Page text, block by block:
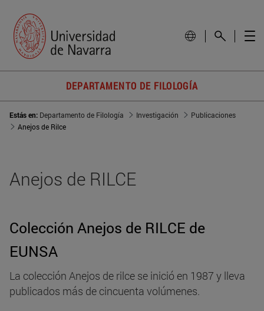
DEPARTAMENTO DE FILOLOGÍA
Estás en: Departamento de Filología Investigación
Publicaciones
Anejos de Rilce
Anejos de RILCE
Colección Anejos de RILCE de
EUNSA
La colección Anejos de rilce se inició en 1987 y lleva
publicados más de cincuenta volúmenes.